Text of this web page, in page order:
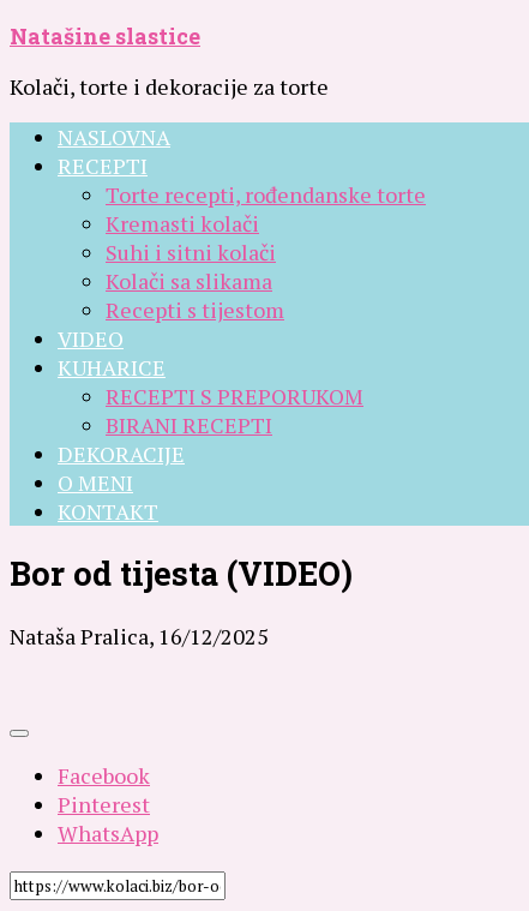
Natašine slastice
Kolači, torte i dekoracije za torte
NASLOVNA
RECEPTI
Torte recepti, rođendanske torte
Kremasti kolači
Suhi i sitni kolači
Kolači sa slikama
Recepti s tijestom
VIDEO
KUHARICE
RECEPTI S PREPORUKOM
BIRANI RECEPTI
DEKORACIJE
O MENI
KONTAKT
Bor od tijesta (VIDEO)
Nataša Pralica, 16/12/2025
Facebook
Pinterest
WhatsApp